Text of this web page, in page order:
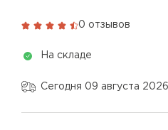
0 отзывов
На складе
Сегодня 09 августа